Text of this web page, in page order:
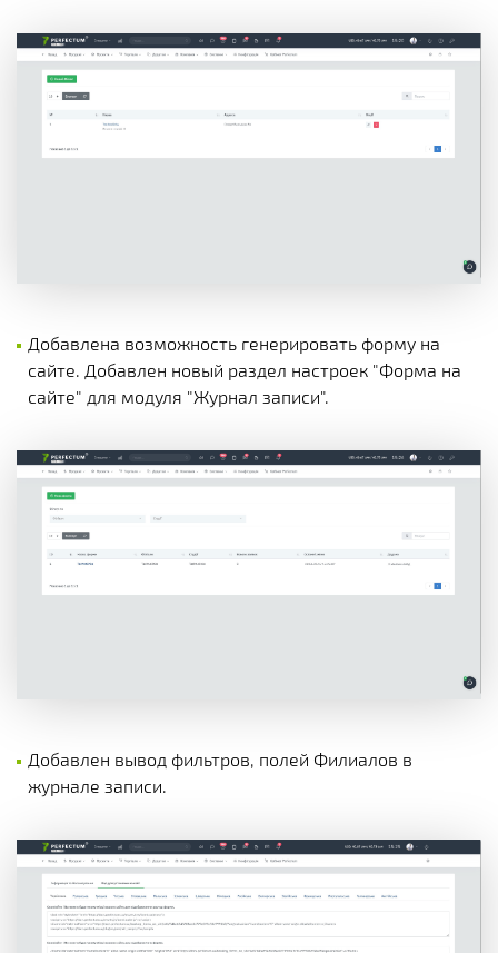
Добавлена возможность генерировать форму на
сайте. Добавлен новый раздел настроек "Форма на
сайте" для модуля "Журнал записи".
Добавлен вывод фильтров, полей Филиалов в
журнале записи.